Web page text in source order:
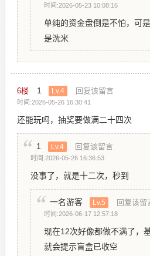
时间:2026-05-23 10:08:16
单纯的资金盘倒是不怕，可
是洗米
6楼 1 Lv.4 回复该留言
时间:2026-05-26 16:30:41
还能玩吗，抽奖要做满二十四次
1 Lv.4 回复该留言
时间:2026-05-26 16:36:53
没事了，就是十二次，秒到
一名游客 Lv.5 回复该留
时间:2026-06-17 12:57:18
现在12次好像都做不满了，
就会提示盲盒已收空